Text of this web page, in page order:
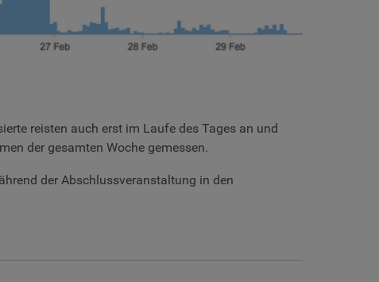
reisten auch erst im Laufe des Tages an und
der gesamten Woche gemessen.
der Abschlussveranstaltung in den